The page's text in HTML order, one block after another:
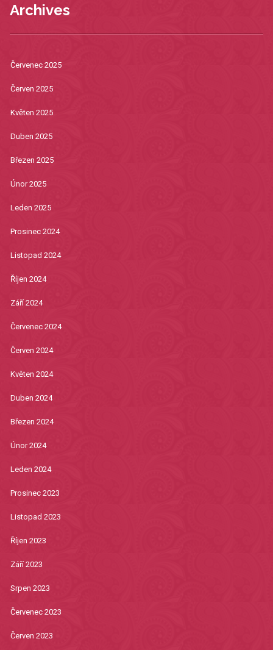
Archives
Červenec 2025
Červen 2025
Květen 2025
Duben 2025
Březen 2025
Únor 2025
Leden 2025
Prosinec 2024
Listopad 2024
Říjen 2024
Září 2024
Červenec 2024
Červen 2024
Květen 2024
Duben 2024
Březen 2024
Únor 2024
Leden 2024
Prosinec 2023
Listopad 2023
Říjen 2023
Září 2023
Srpen 2023
Červenec 2023
Červen 2023